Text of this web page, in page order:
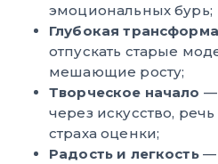
эмоциональных бурь;
Глубокая
отпускать старые
мешающие росту;
Творческое начало —
через искусство,
страха оценки;
Радость и легкость—